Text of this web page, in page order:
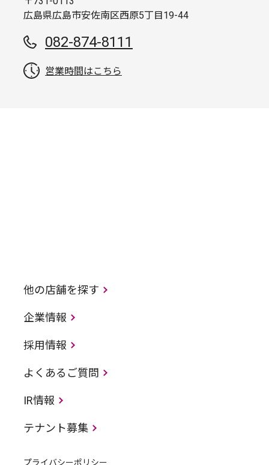
広島県広島市安佐南区西原5丁目19-44
082-874-8111
営業時間はこちら
他の店舗を探す
企業情報
採用情報
よくあるご質問
IR情報
テナント募集
プライバシーポリシー